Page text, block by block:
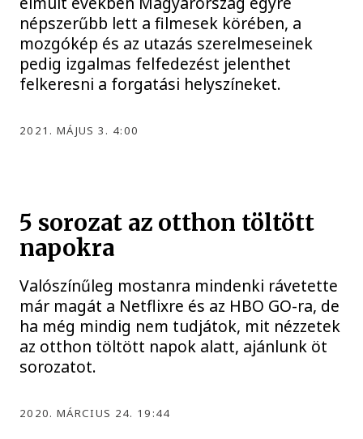
népszerűbb lett a filmesek körében, a
mozgókép és az utazás szerelmeseinek
pedig izgalmas felfedezést jelenthet
felkeresni a forgatási helyszíneket.
2021. MÁJUS 3. 4:00
5 sorozat az otthon töltött
napokra
Valószínűleg mostanra mindenki rávetette
már magát a Netflixre és az HBO GO-ra, de
ha még mindig nem tudjátok, mit nézzetek
az otthon töltött napok alatt, ajánlunk öt
sorozatot.
2020. MÁRCIUS 24. 19:44